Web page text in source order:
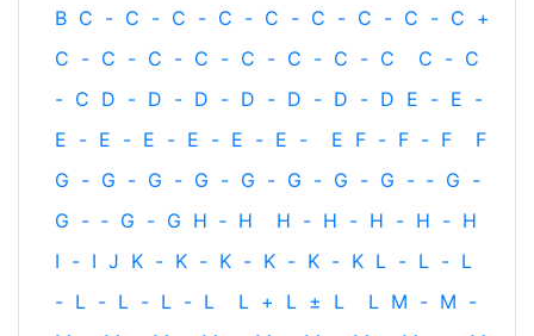
B C - C - C - C - C - C - C - C - C +
C - C - C - C - C - C - C - C C - C
- C D - D - D - D - D - D - D E - E -
E - E - E - E - E - E - E F - F - F
F
G - G - G - G - G - G - G - G - ‐ G -
G - ‐ G - G H ‐ H H - H - H - H - H
I - I J K - K - K - K - K - K L - L - L
- L - L - L - L L + L ± L L M - M -